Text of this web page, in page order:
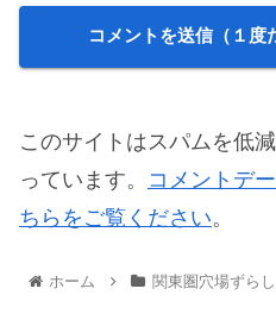
このサイトはスパムを低
っています。 コメントデ
ちらをご覧ください。
ホーム 関東圏穴場ずら